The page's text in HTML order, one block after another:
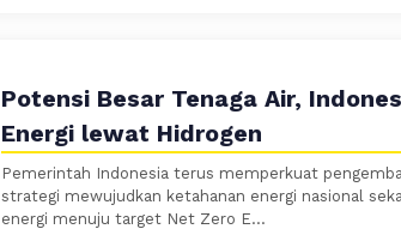
Potensi Besar Tenaga Air,
Energi lewat Hidrogen
Pemerintah Indonesia terus memperkuat
strategi mewujudkan ketahanan energi nasional
energi menuju target Net Zero E...